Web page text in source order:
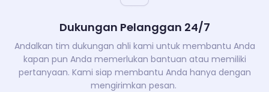
Dukungan Pelanggan 24/7
Andalkan tim dukungan ahli kami untuk membantu Anda
kapan pun Anda memerlukan bantuan atau memiliki
pertanyaan. Kami siap membantu Anda hanya dengan
mengirimkan pesan.